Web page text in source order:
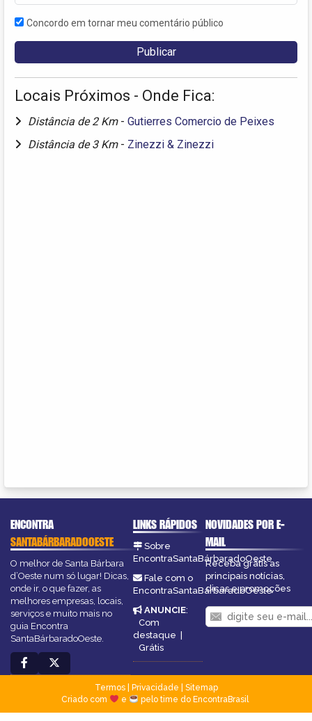
Concordo em tornar meu comentário público
Locais Próximos - Onde Fica:
Distância de 2 Km - Gutierres Comercio de Peixes
Distância de 3 Km - Zinezzi & Zinezzi
ENCONTRA
SANTABÁRBARADOOESTE
O melhor de Santa Bárbara
d’Oeste num só lugar! Dicas,
onde ir, o que fazer, as
melhores empresas, locais,
serviços e muito mais no
guia Encontra
SantaBárbaradoOeste.
LINKS RÁPIDOS
Sobre
EncontraSantaBárbaradoOeste
Fale com o
EncontraSantaBárbaradoOeste
ANUNCIE:
Com
destaque |
Grátis
NOVIDADES POR E-
MAIL
Receba grátis as
principais notícias,
dicas e promoções
Termos| Privacidade
Sitemap
Criado com
e pelo time do EncontraBrasil